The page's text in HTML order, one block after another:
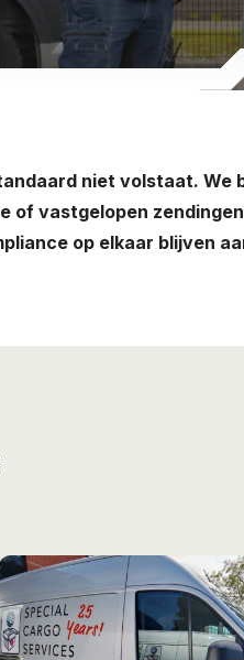
niet volstaat. We
of vastgelopen
op elkaar blijven